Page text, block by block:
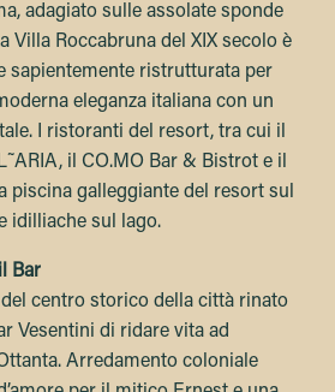
adagiato sulle assolate sponde
Villa Roccabruna del XIX secolo è
sapientemente ristrutturata per
eleganza italiana con un
I ristoranti del resort, tra cui il
il CO.MO Bar & Bistrot e il
piscina galleggiante del resort sul
idilliache sul lago.
Bar
centro storico della città rinato
Vesentini di ridare vita ad
Arredamento coloniale